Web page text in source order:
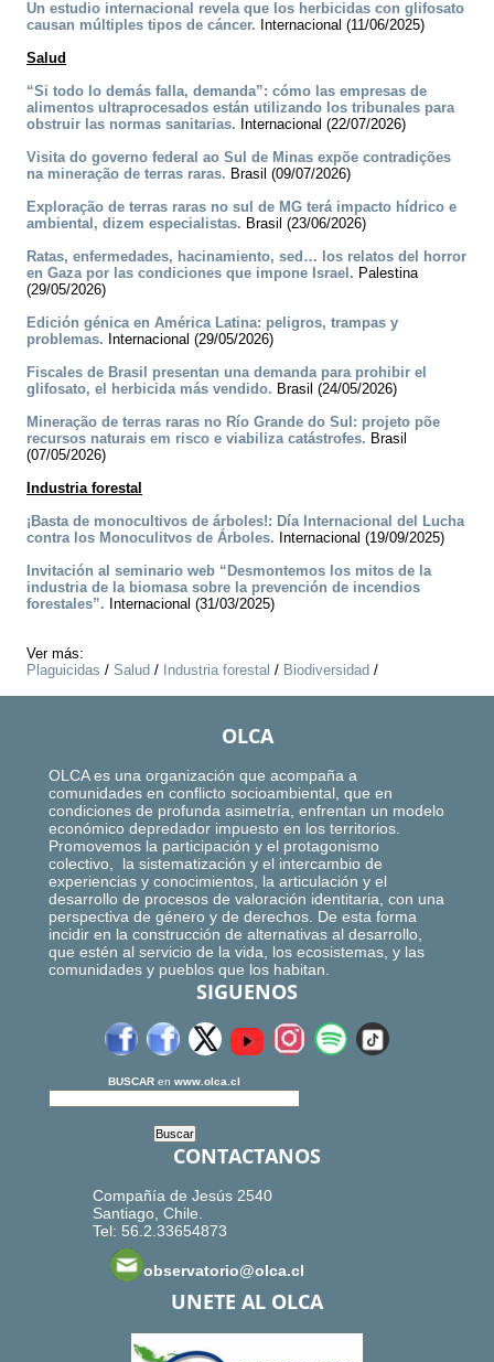
Un estudio internacional revela que los herbicidas con glifosato
causan múltiples tipos de cáncer. Internacional (11/06/2025)
Salud
“Si todo lo demás falla, demanda”: cómo las empresas de
alimentos ultraprocesados están utilizando los tribunales para
obstruir las normas sanitarias. Internacional (22/07/2026)
Visita do governo federal ao Sul de Minas expõe contradições
na mineração de terras raras. Brasil (09/07/2026)
Exploração de terras raras no sul de MG terá impacto hídrico e
ambiental, dizem especialistas. Brasil (23/06/2026)
Ratas, enfermedades, hacinamiento, sed… los relatos del horror
en Gaza por las condiciones que impone Israel. Palestina
(29/05/2026)
Edición génica en América Latina: peligros, trampas y
problemas. Internacional (29/05/2026)
Fiscales de Brasil presentan una demanda para prohibir el
glifosato, el herbicida más vendido. Brasil (24/05/2026)
Mineração de terras raras no Río Grande do Sul: projeto põe
recursos naturais em risco e viabiliza catástrofes. Brasil
(07/05/2026)
Industria forestal
¡Basta de monocultivos de árboles!: Día Internacional del Lucha
contra los Monoculitvos de Árboles. Internacional (19/09/2025)
Invitación al seminario web “Desmontemos los mitos de la
industria de la biomasa sobre la prevención de incendios
forestales”. Internacional (31/03/2025)
Ver más:
Plaguicidas / Salud / Industria forestal / Biodiversidad /
OLCA
OLCA es una organización que acompaña a
comunidades en conflicto socioambiental, que en
condiciones de profunda asimetría, enfrentan un modelo
económico depredador impuesto en los territorios.
Promovemos la participación y el protagonismo
colectivo, la sistematización y el intercambio de
experiencias y conocimientos, la articulación y el
desarrollo de procesos de valoración identitaria, con una
perspectiva de género y de derechos. De esta forma
incidir en la construcción de alternativas al desarrollo,
que estén al servicio de la vida, los ecosistemas, y las
comunidades y pueblos que los habitan.
SIGUENOS
BUSCAR en www.olca.cl
CONTACTANOS
Compañía de Jesús 2540
Santiago, Chile.
Tel: 56.2.33654873
observatorio@olca.cl
UNETE AL OLCA